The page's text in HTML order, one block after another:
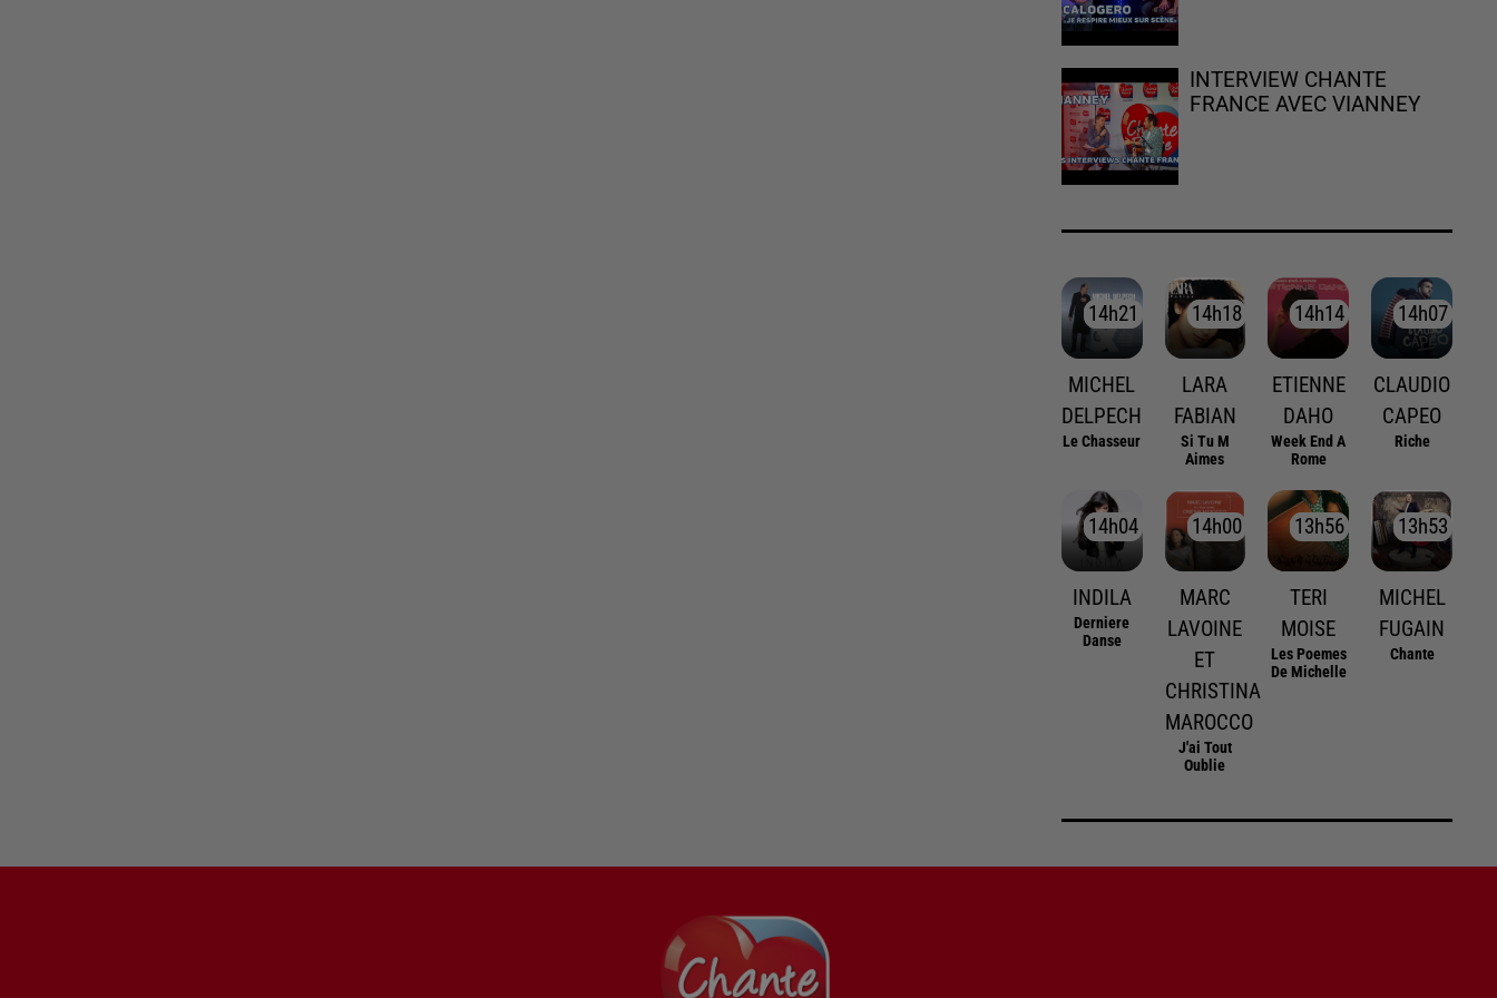
INTERVIEW CHANTE
FRANCE AVEC VIANNEY
14h21
14h21
MICHEL
DELPECH
Le Chasseur
14h18
14h18
LARA
FABIAN
Si Tu M
Aimes
14h14
14h14
ETIENNE
DAHO
Week End A
Rome
14h07
14h07
CLAUDIO
CAPEO
Riche
14h04
14h04
INDILA
Derniere
Danse
14h00
14h00
MARC
LAVOINE
ET
CHRISTINA
MAROCCO
J'ai Tout
Oublie
13h56
13h56
TERI
MOISE
Les Poemes
De Michelle
13h53
13h53
MICHEL
FUGAIN
Chante